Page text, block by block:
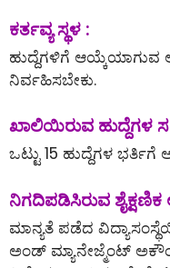
ಕರ್ತವ್ಯ ಸ್ಥಳ :
ಹುದ್ದೆಗಳಿಗೆ ಆಯ್ಕೆಯಾಗುವ
ನಿರ್ವಹಿಸಬೇಕು.
ಖಾಲಿಯಿರುವ ಹುದ್ದೆಗಳ
ಒಟ್ಟು 15 ಹುದ್ದೆಗಳ ಭರ್ತಿಗೆ
ನಿಗದಿಪಡಿಸಿರುವ
ಮಾನ್ಯತೆ ಪಡೆದ
ಅಂಡ್ ಮ್ಯಾನೇಜ್ಮೆಂಟ್